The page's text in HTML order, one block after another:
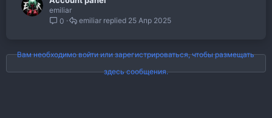
emiliar
0
25 Апр 2025
emiliar
Вам необходимо войти или зарегистрироваться, чтобы размещать
здесь сообщения.